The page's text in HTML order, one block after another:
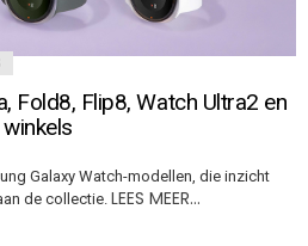
Fold8, Flip8, Watch Ultra2 en
Galaxy Watch-modellen, die inzicht
de collectie. LEES MEER…